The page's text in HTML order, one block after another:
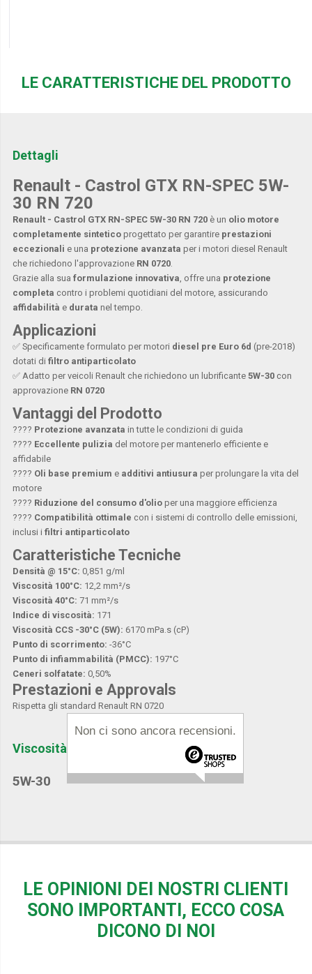
LE CARATTERISTICHE DEL PRODOTTO
Dettagli
Renault - Castrol GTX RN-SPEC 5W-
30 RN 720
Renault - Castrol GTX RN-SPEC 5W-30 RN 720 è un olio motore
completamente sintetico progettato per garantire prestazioni
eccezionali e una protezione avanzata per i motori diesel Renault
che richiedono l'approvazione RN 0720.
Grazie alla suaformulazione innovativa, offre una protezione
completa contro i problemi quotidiani del motore, assicurando
affidabilità e durata nel tempo.
Applicazioni
✅ Specificamente formulato per motori diesel pre Euro 6d (pre-2018)
dotati difiltro antiparticolato
✅ Adatto per veicoli Renault che richiedono un lubrificante5W-30 con
approvazione RN 0720
Vantaggi del Prodotto
???? Protezione avanzata in tutte le condizioni di guida
???? Eccellente pulizia del motore per mantenerlo efficiente e
affidabile
???? Oli base premium e additivi antiusura per prolungare la vita del
motore
???? Riduzione del consumo d'olio per una maggiore efficienza
???? Compatibilità ottimale con i sistemi di controllo delle emissioni,
inclusi ifiltri antiparticolato
Caratteristiche Tecniche
Densità @ 15°C: 0,851 g/ml
Viscosità 100°C: 12,2 mm²/s
Viscosità 40°C: 71 mm²/s
Indice di viscosità: 171
Viscosità CCS -30°C (5W): 6170 mPa.s (cP)
Punto di scorrimento: -36°C
Punto di infiammabilità (PMCC): 197°C
Ceneri solfatate: 0,50%
Prestazioni e Approvals
Rispetta gli standard Renault RN 0720
Viscosità
5W-30
Non ci sono ancora recensioni.
LE OPINIONI DEI NOSTRI CLIENTI
SONO IMPORTANTI, ECCO COSA
DICONO DI NOI